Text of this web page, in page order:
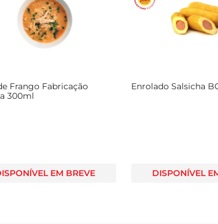
une praticidade e sabor, ideal para quem
no congelador e utilizado conforme a
Frango Fabricação
300ml
EM BREVE
Enrolado Salsicha
DISPONÍVEL